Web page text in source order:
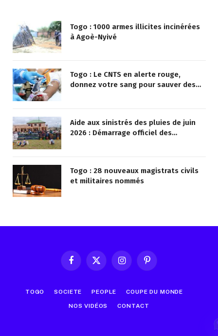
Togo : 1000 armes illicites incinérées
à Agoè-Nyivé
Togo : Le CNTS en alerte rouge,
donnez votre sang pour sauver des
Aide aux sinistrés des pluies de juin
2026 : Démarrage officiel des
Togo : 28 nouveaux magistrats civils
et militaires nommés
FacebookX
InstagramPinterest
TOGO SOCIETE PEOPLE COUPE DU MONDE
NOS VIDÉOS CONTACT